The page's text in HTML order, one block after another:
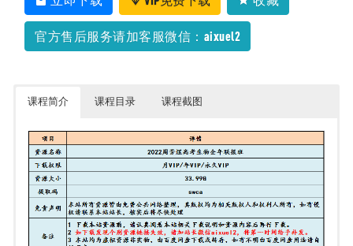
官方售后服务请加客服微信：aixuel2
课程简介 课程目录 课程截图